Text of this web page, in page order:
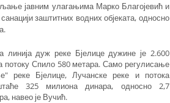
јавним улагањима Марко Благојевић и
заштитних водних објеката, односно
линија дуж реке Бјелице дужине је 2.600
потоку Спило 580 метара. Само регулисање
реке Бјелице, Лучанске реке и потока
325 милиона динара, односно 2,7
навео је Вучић.